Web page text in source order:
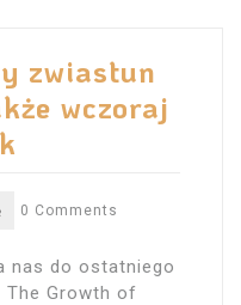
zwiastun
wczoraj
0 Comments
nas do ostatniego
The Growth of